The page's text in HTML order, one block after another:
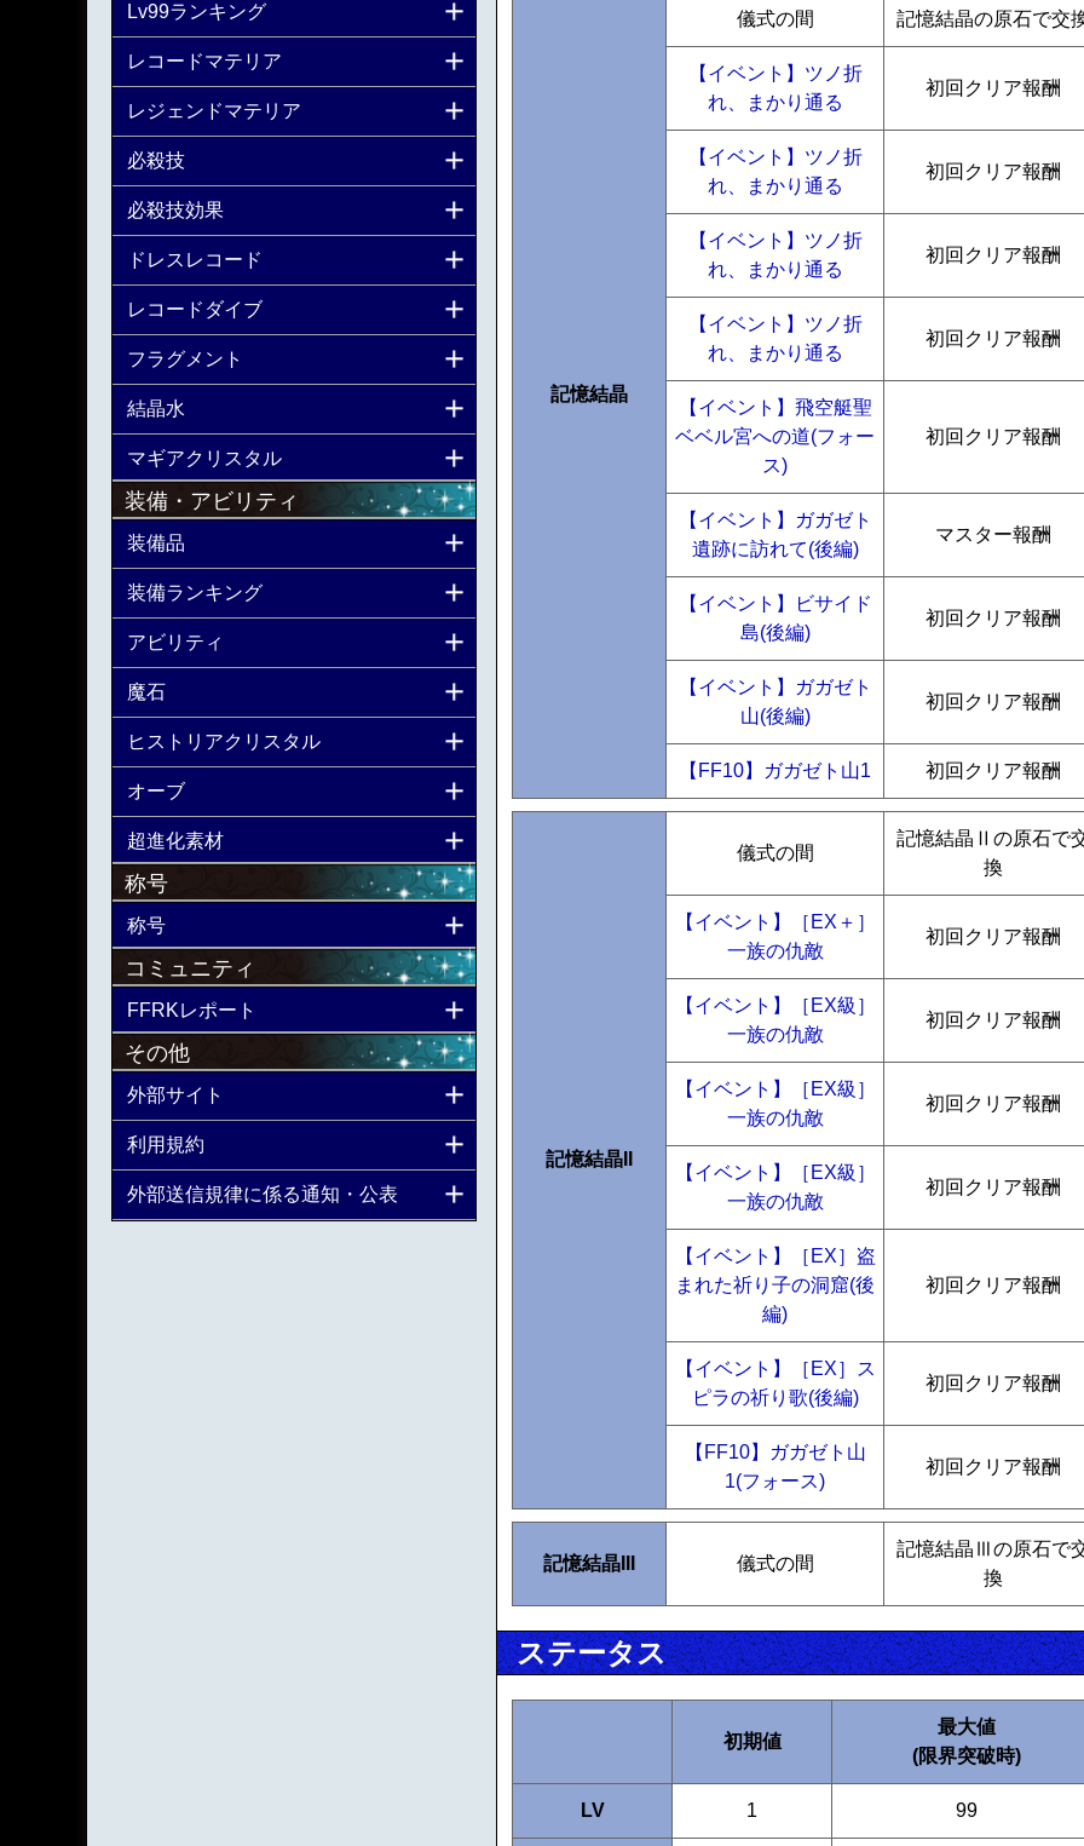
記憶結晶
儀式の間 記憶結晶の原石で交
【イベント】ツノ折
れ、まかり通る
初回クリア報酬
【イベント】ツノ折
れ、まかり通る
初回クリア報酬
【イベント】ツノ折
れ、まかり通る
初回クリア報酬
【イベント】ツノ折
れ、まかり通る
初回クリア報酬
【イベント】飛空艇聖
ベベル宮への道(フォー
ス)
初回クリア報酬
【イベント】ガガゼト
遺跡に訪れて(後編)
マスター報酬
【イベント】ビサイド
島(後編)
初回クリア報酬
【イベント】ガガゼト
山(後編)
初回クリア報酬
【FF10】ガガゼト山1 初回クリア報酬
記憶結晶II
儀式の間
記憶結晶Ⅱの原石で
換
【イベント】［EX＋］
一族の仇敵
初回クリア報酬
【イベント】［EX級］
一族の仇敵
初回クリア報酬
【イベント】［EX級］
一族の仇敵
初回クリア報酬
【イベント】［EX級］
一族の仇敵
初回クリア報酬
【イベント】［EX］盗
まれた祈り子の洞窟(後
編)
初回クリア報酬
【イベント】［EX］ス
ピラの祈り歌(後編)
初回クリア報酬
【FF10】ガガゼト山
1(フォース)
初回クリア報酬
記憶結晶III 儀式の間
記憶結晶Ⅲの原石で
換
ステータス
初期値
最大値
(限界突破時)
LV 1 99
Lv99ランキング
レコードマテリア
レジェンドマテリア
必殺技
必殺技効果
ドレスレコード
レコードダイブ
フラグメント
結晶水
マギアクリスタル
装備・アビリティ
装備品
装備ランキング
アビリティ
魔石
ヒストリアクリスタル
オーブ
超進化素材
称号
称号
コミュニティ
FFRKレポート
その他
外部サイト
利用規約
外部送信規律に係る通知・公表